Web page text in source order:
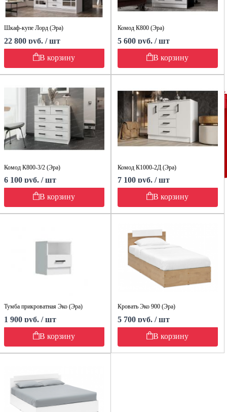
Шкаф-купе Лорд (Эра)
22 800 руб. / шт
В корзину
Комод К800 (Эра)
5 600 руб. / шт
В корзину
Комод К800-3/2 (Эра)
6 100 руб. / шт
В корзину
Комод К1000-2Д (Эра)
7 100 руб. / шт
В корзину
Тумба прикроватная Эко (Эра)
1 900 руб. / шт
В корзину
Кровать Эко 900 (Эра)
5 700 руб. / шт
В корзину